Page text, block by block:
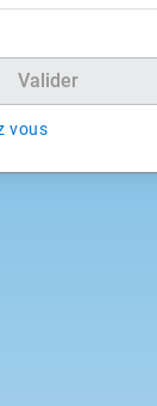
Valider
vous